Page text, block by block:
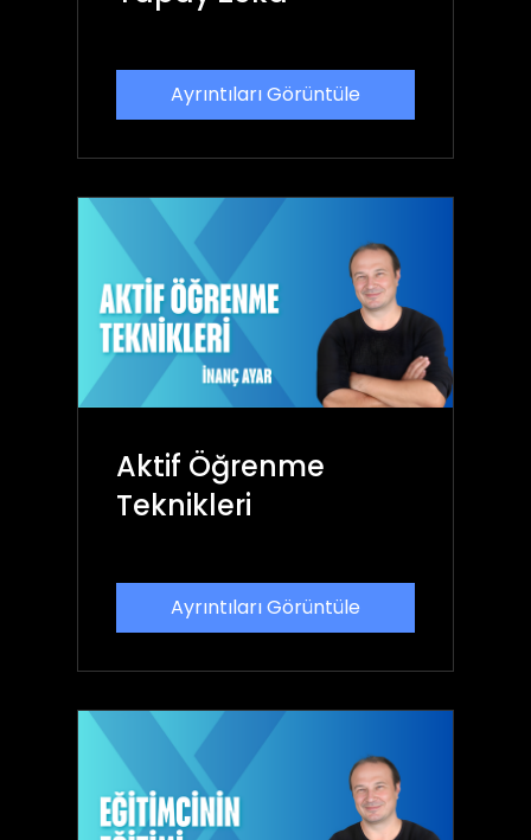
Ayrıntıları Görüntüle
Aktif Öğrenme
Teknikleri
Ayrıntıları Görüntüle